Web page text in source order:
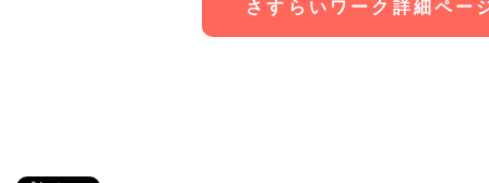
さすらいワーク詳細ペー